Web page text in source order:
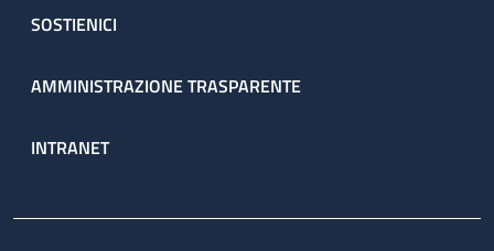
SOSTIENICI
AMMINISTRAZIONE TRASPARENTE
INTRANET